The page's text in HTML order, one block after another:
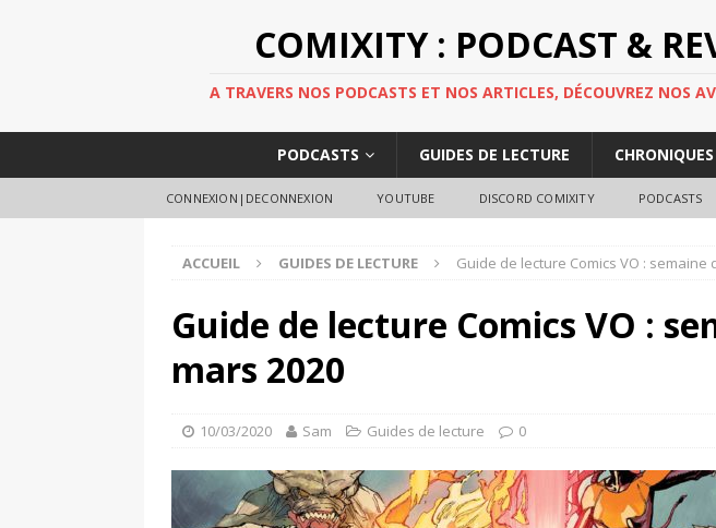
COMIXITY : PODCAST &
A TRAVERS NOS PODCASTS ET NOS ARTICLES, DÉCOUVREZ NOS
PODCASTS GUIDES DE LECTURE CHRONIQUES
CONNEXION|DECONNEXION YOUTUBE DISCORD COMIXITY PODCASTS
ACCUEIL GUIDES DE LECTURE Guide de lecture Comics VO : semaine
Guide de lecture Comics VO :
mars 2020
10/03/2020 Sam Guides de lecture 0